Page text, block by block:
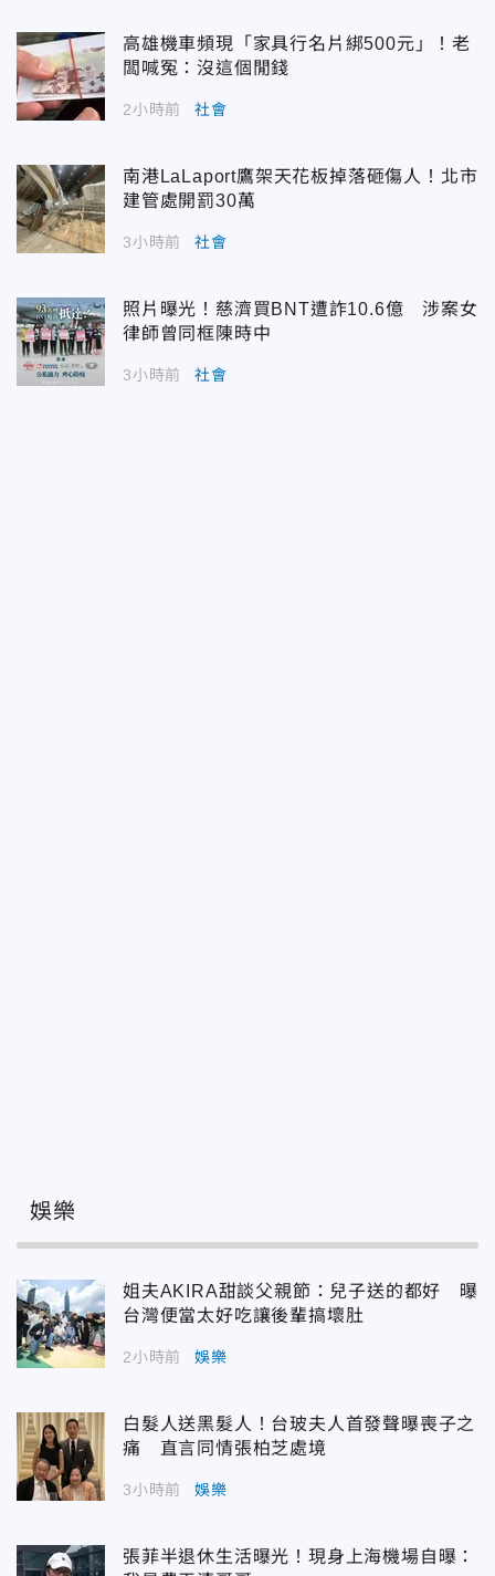
高雄機車頻現「家具行名片綁500元」！老
闆喊冤：沒這個閒錢
2小時前 社會
南港LaLaport鷹架天花板掉落砸傷人！北市
建管處開罰30萬
3小時前 社會
照片曝光！慈濟買BNT遭詐10.6億 涉案女
律師曾同框陳時中
3小時前 社會
娛樂
姐夫AKIRA甜談父親節：兒子送的都好 曝
台灣便當太好吃讓後輩搞壞肚
2小時前 娛樂
白髮人送黑髮人！台玻夫人首發聲曝喪子之
痛 直言同情張柏芝處境
3小時前 娛樂
張菲半退休生活曝光！現身上海機場自曝：